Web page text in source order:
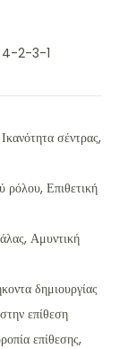
4-2-3-1
σέντρας,
Επιθετική
Αμυντική
δημιουργίας
επίθεση
επίθεσης,